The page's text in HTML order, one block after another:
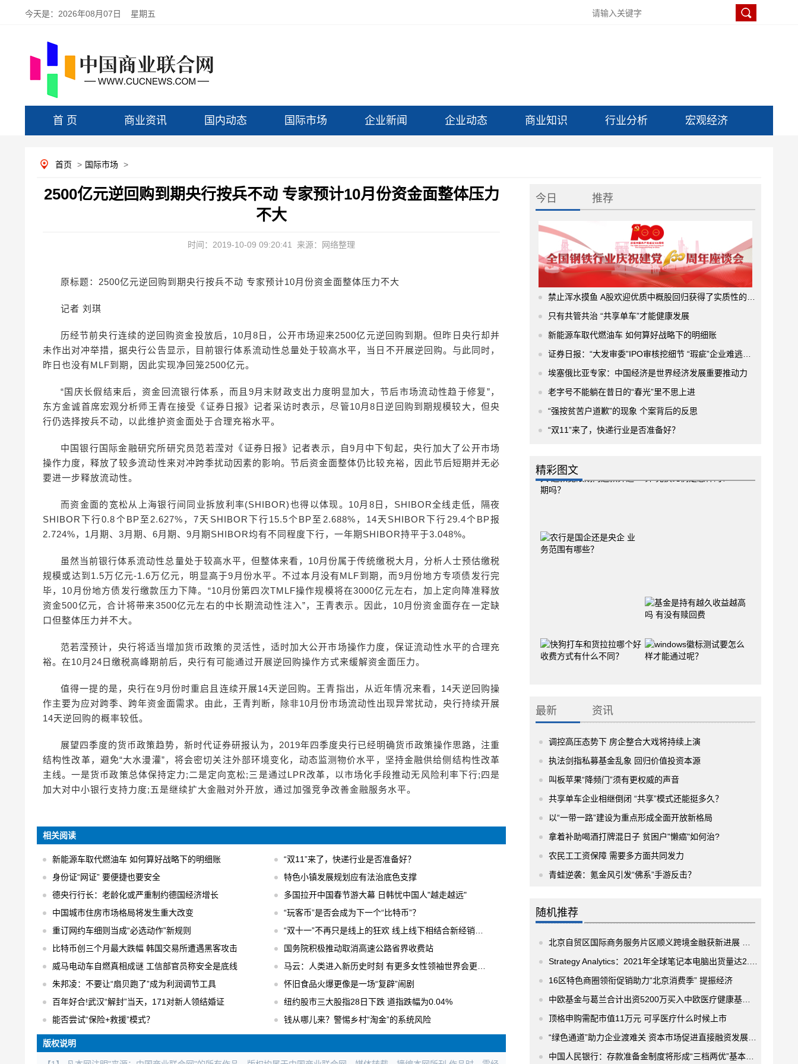
今天是： 2026年08月07日 星期五
首 页 商业资讯 国内动态 国际市场 企业新闻 企业动态 商业知识 行业分析 宏观经济
首页 > 国际市场 >
2500亿元逆回购到期央行按兵不动 专家预计10月份资金面整体压力
不大
时间：2019-10-09 09:20:41 来源：网络整理
原标题：2500亿元逆回购到期央行按兵不动 专家预计10月份资金面整体压力不大
记者 刘琪
历经节前央行连续的逆回购资金投放后，10月8日，公开市场迎来2500亿元逆回购到期。但昨日央行却并
未作出对冲举措，据央行公告显示，目前银行体系流动性总量处于较高水平，当日不开展逆回购。与此同时，
昨日也没有MLF到期，因此实现净回笼2500亿元。
“国庆长假结束后，资金回流银行体系，而且9月末财政支出力度明显加大，节后市场流动性趋于修复”，
东方金诚首席宏观分析师王青在接受《证券日报》记者采访时表示，尽管10月8日逆回购到期规模较大，但央
行仍选择按兵不动，以此维护资金面处于合理充裕水平。
中国银行国际金融研究所研究员范若滢对《证券日报》记者表示，自9月中下旬起，央行加大了公开市场
操作力度，释放了较多流动性来对冲跨季扰动因素的影响。节后资金面整体仍比较充裕，因此节后短期并无必
要进一步释放流动性。
而资金面的宽松从上海银行间同业拆放利率(SHIBOR)也得以体现。10月8日，SHIBOR全线走低，隔夜
SHIBOR下行0.8个BP至2.627%，7天SHIBOR下行15.5个BP至2.688%，14天SHIBOR下行29.4个BP报
2.724%，1月期、3月期、6月期、9月期SHIBOR均有不同程度下行，一年期SHIBOR持平于3.048%。
虽然当前银行体系流动性总量处于较高水平，但整体来看，10月份属于传统缴税大月，分析人士预估缴税
规模或达到1.5万亿元-1.6万亿元，明显高于9月份水平。不过本月没有MLF到期，而9月份地方专项债发行完
毕，10月份地方债发行缴款压力下降。“10月份第四次TMLF操作规模将在3000亿元左右，加上定向降准释放
资金500亿元，合计将带来3500亿元左右的中长期流动性注入”，王青表示。因此，10月份资金面存在一定缺
口但整体压力并不大。
范若滢预计，央行将适当增加货币政策的灵活性，适时加大公开市场操作力度，保证流动性水平的合理充
裕。在10月24日缴税高峰期前后，央行有可能通过开展逆回购操作方式来缓解资金面压力。
值得一提的是，央行在9月份时重启且连续开展14天逆回购。王青指出，从近年情况来看，14天逆回购操
作主要为应对跨季、跨年资金面需求。由此，王青判断，除非10月份市场流动性出现异常扰动，央行持续开展
14天逆回购的概率较低。
展望四季度的货币政策趋势，新时代证券研报认为，2019年四季度央行已经明确货币政策操作思路，注重
结构性改革，避免“大水漫灌”，将会密切关注外部环境变化，动态监测物价水平，坚持金融供给侧结构性改革
主线。一是货币政策总体保持定力;二是定向宽松;三是通过LPR改革，以市场化手段推动无风险利率下行;四是
加大对中小银行支持力度;五是继续扩大金融对外开放，通过加强竞争改善金融服务水平。
相关阅读
新能源车取代燃油车 如何算好战略下的明细账
“双11”来了，快递行业是否准备好？
身份证“网证” 要便捷也要安全
特色小镇发展规划应有法治底色支撑
德央行行长：老龄化或严重制约德国经济增长
多国拉开中国春节游大幕 日韩忧中国人"越走越远"
中国城市住房市场格局将发生重大改变
“玩客币”是否会成为下一个“比特币”？
重订网约车细则当成“必选动作”新规则
“双十一”不再只是线上的狂欢 线上线下相结合新经销模式
比特币创三个月最大跌幅 韩国交易所遭遇黑客攻击
国务院积极推动取消高速公路省界收费站
威马电动车自燃真相成谜 工信部官员称安全是底线
马云：人类进入新历史时刻 有更多女性领袖世界会更美好
朱邦凌：不要让“扇贝跑了”成为利润调节工具
怀旧食品火爆更像是一场“复辟”闹剧
百年好合!武汉“解封”当天，171对新人领结婚证
纽约股市三大股指28日下跌 道指跌幅为0.04%
能否尝试“保险+救援”模式？
钱从哪儿来？警惕乡村“淘金”的系统风险
版权说明
今日 推荐
禁止浑水摸鱼 A股欢迎优质中概股回归获得了实质性的进展
只有共管共治 “共享单车”才能健康发展
新能源车取代燃油车 如何算好战略下的明细账
证券日报：“大发审委”IPO审核挖细节 “瑕疵”企业难逃法眼
埃塞俄比亚专家：中国经济是世界经济发展重要推动力
老字号不能躺在昔日的“春光”里不思上进
“强按贫苦户道歉”的现象 个案背后的反思
“双11”来了，快递行业是否准备好？
精彩图文
最新 资讯
调控高压态势下 房企整合大戏将持续上演
执法剑指私募基金乱象 回归价值投资本源
叫板苹果“降频门”须有更权威的声音
共享单车企业相继倒闭 “共享”模式还能挺多久？
以“一带一路”建设为重点形成全面开放新格局
拿着补助喝酒打牌混日子 贫困户"懒癌"如何治?
农民工工资保障 需要多方面共同发力
青蛙逆袭：氪金风引发“佛系”手游反击？
随机推荐
北京自贸区国际商务服务片区顺义跨境金融获新进展 获得7家银行签约
Strategy Analytics：2021年全球笔记本电脑出货量达2.68亿，续创历史记录
16区特色商圈领衔促销助力“北京消费季” 提振经济
中欧基金与葛兰合计出资5200万买入中欧医疗健康基金、中欧医疗创新基金
顶格申购需配市值11万元 可孚医疗什么时候上市
“绿色通道”助力企业渡难关 资本市场促进直接融资发展成效持续显现
中国人民银行：存款准备金制度将形成“三档两优”基本框架